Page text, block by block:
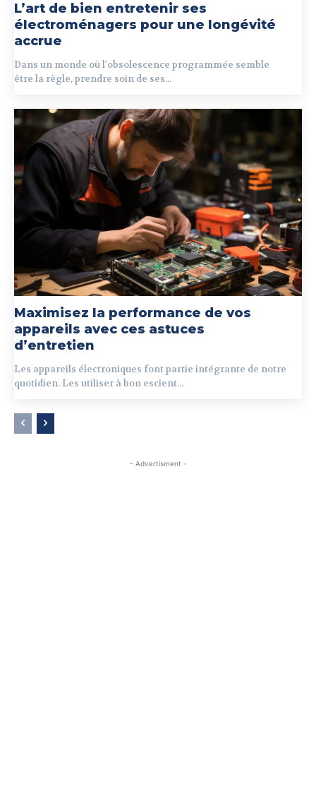
L’art de bien entretenir ses
électroménagers pour une longévité
accrue
Dans un monde où l'obsolescence programmée semble
être la règle, prendre soin de ses...
Maximisez la performance de vos
appareils avec ces astuces
d’entretien
Les appareils électroniques font partie intégrante de notre
quotidien. Les utiliser à bon escient...
- Advertisment -